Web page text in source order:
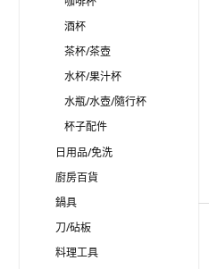
酒杯
茶杯/茶壺
水杯/果汁杯
水瓶/水壺/隨行杯
杯子配件
日用品/免洗
廚房百貨
鍋具
刀/砧板
料理工具